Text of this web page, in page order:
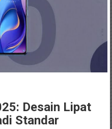
Desain Lipat
Standar